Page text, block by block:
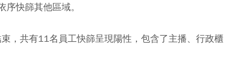
快篩其他區域。
，共有11名員工快篩呈現陽性，包含了主播、行政櫃